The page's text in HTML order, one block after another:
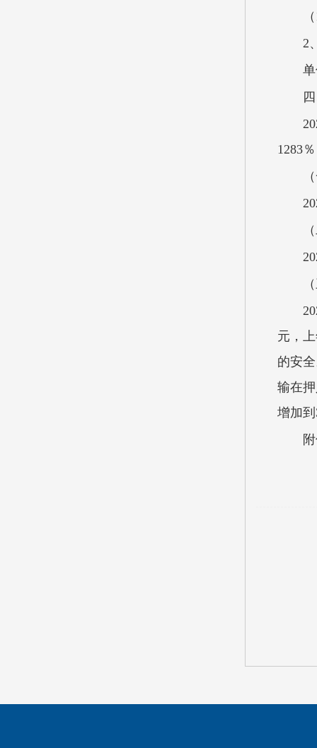
2
1283
元，
的安
输在
增加